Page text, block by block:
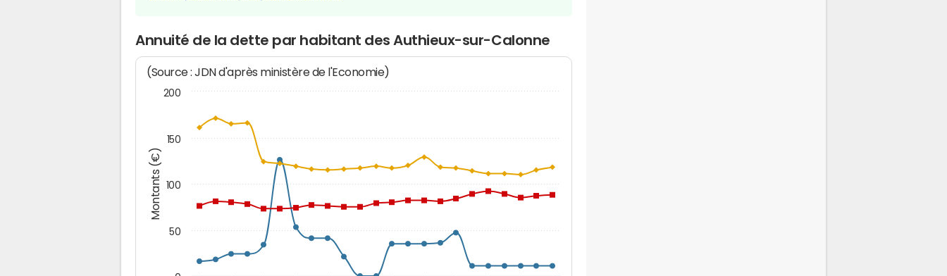
Annuité de la dette par habitant des Authieux-sur-Calonne
Montants (€)
(Source : JDN d'après ministère de l'Economie)
50
100
150
200